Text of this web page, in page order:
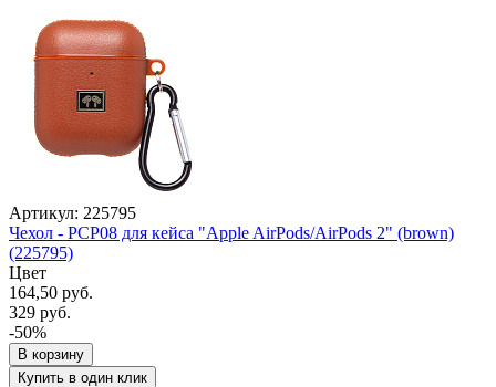
Артикул: 225795
Чехол - PCP08 для кейса "Apple AirPods/AirPods 2" (brown)
(225795)
Цвет
164,50 руб.
329 руб.
-50%
В корзину
Купить в один клик